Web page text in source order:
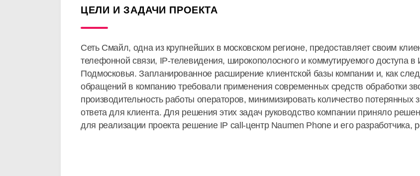
ЦЕЛИ И ЗАДАЧИ ПРОЕКТА
Сеть Смайл, одна из крупнейших в московском регионе, предоставляет своим
телефонной связи, IP-телевидения, широкополосного и коммутируемого доступа
Подмосковья. Запланированное расширение клиентской базы компании и, как
обращений в компанию требовали применения современных средств обработки
производительность работы операторов, минимизировать количество потерянных
ответа для клиента. Для решения этих задач руководство компании приняло
для реализации проекта решение IP call-центр Naumen Phone и его разработчика,